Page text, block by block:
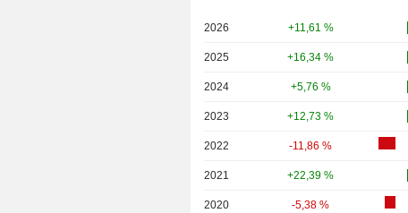
2026 +11,61 %
2025 +16,34 %
2024 +5,76 %
2023 +12,73 %
2022 -11,86 %
2021 +22,39 %
2020 -5,38 %